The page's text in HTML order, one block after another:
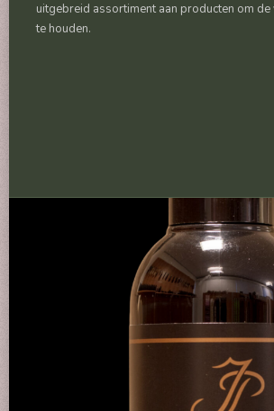
uitgebreid assortiment aan producten om
te houden.